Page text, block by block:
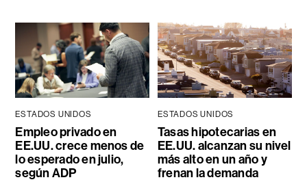
ESTADOS UNIDOS
Empleo privado en
EE.UU. crece menos de
lo esperado en julio,
según ADP
ESTADOS UNIDOS
Tasas hipotecarias en
EE.UU. alcanzan su nivel
más alto en un año y
frenan la demanda